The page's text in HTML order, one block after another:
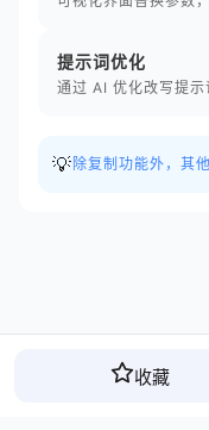
提示词优化
通过 AI 优化改写提示
💡 除复制功能外，其
收藏